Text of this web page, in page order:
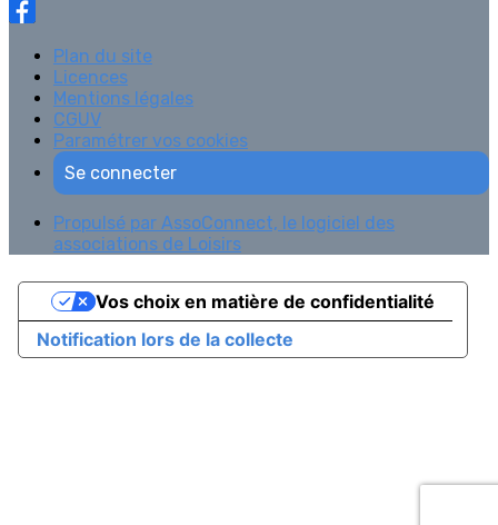
Plan du site
Licences
Mentions légales
CGUV
Paramétrer vos cookies
Se connecter
Propulsé par AssoConnect, le logiciel des
associations de Loisirs
Notification lors de la collecte
Vos choix en matière de confidentialité